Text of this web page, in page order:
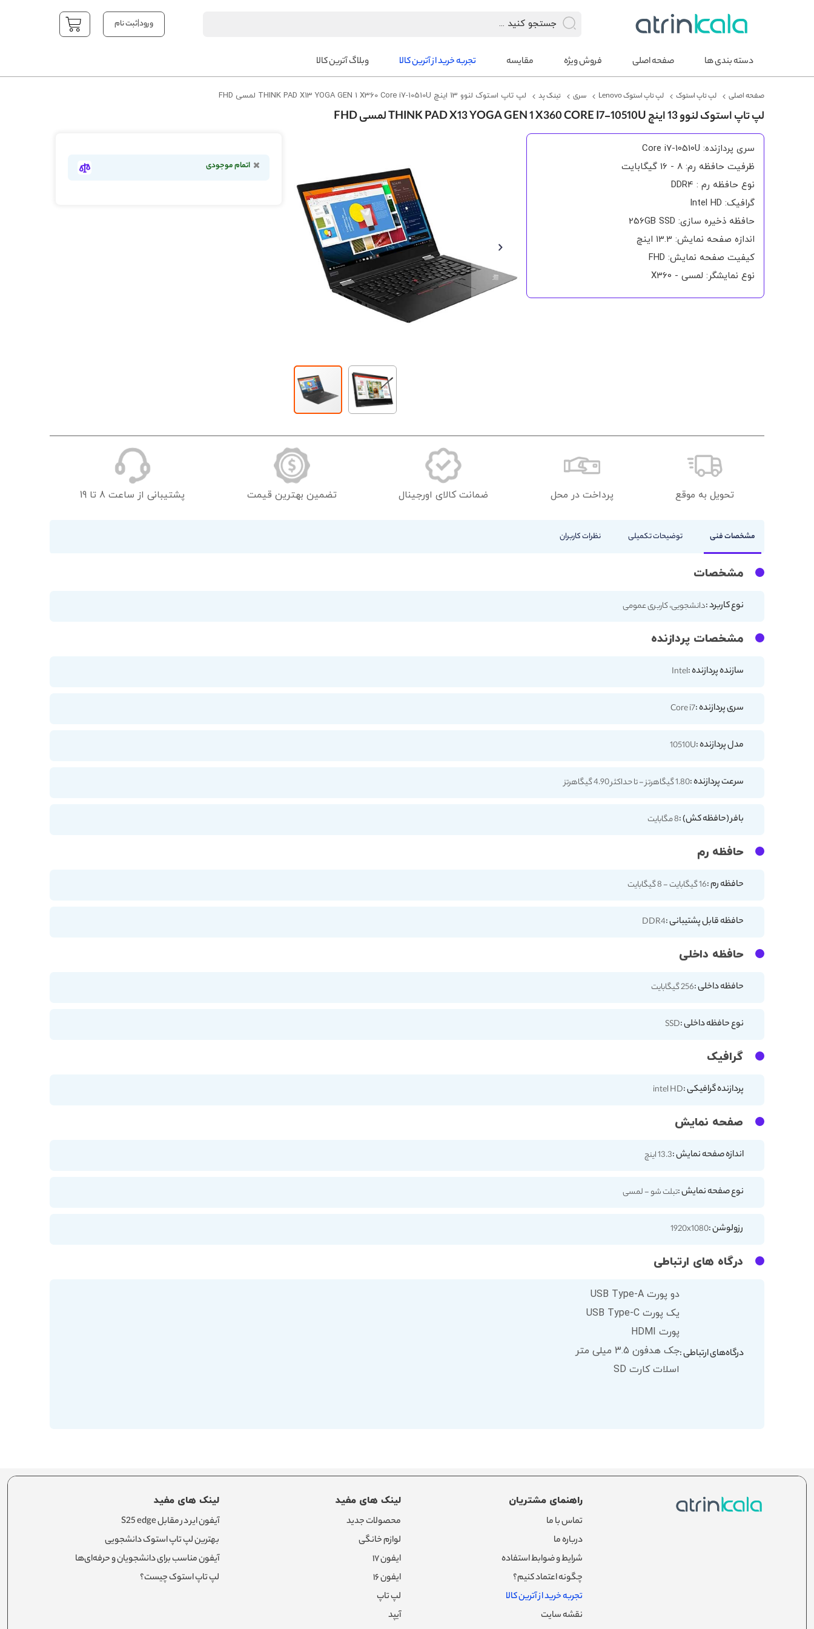
ورود|ثبت نام
YOUR CART
دسته بندی ها
صفحه اصلی فروش ویژه مقایسه تجربه خرید از آترین کالا وبلاگ آترین کالا
صفحه اصلی لپ تاپ استوک لپ تاپ استوک Lenovo سری تینک پد لپ تاپ استوک لنوو 13 اینچ THINK PAD X13 YOGA GEN 1 X360 Core i7-10510U لمسی FHD
لپ تاپ استوک لنوو 13 اینچ THINK PAD X13 YOGA GEN 1 X360 CORE I7-10510U لمسی FHD
سری پردازنده: Core i7-10510U
ظرفیت حافظه رم: 8 - 16 گیگابایت
نوع حافظه رم : DDR4
گرافیک: Intel HD
حافظه ذخیره سازی: 256GB SSD
اندازه صفحه نمایش: 13.3 اینچ
کیفیت صفحه نمایش: FHD
نوع نمایشگر: لمسی - X360
به
اتمام موجودی
تحویل به موقع پرداخت در محل ضمانت کالای اورجینال تضمین بهترین قیمت پشتیبانی از ساعت 8 تا 19
مشخصات فنی توضیحات تکمیلی نظرات کاربران
مشخصات
نوع کاربرد :دانشجویی، کاربری عمومی
مشخصات پردازنده
سازنده پردازنده :Intel
سری پردازنده :Core i7
مدل پردازنده :10510U
سرعت پردازنده :1.80 گیگاهرتز - تا حداکثر 4.90 گیگاهرتز
بافر (حافظه کش) :8 مگابایت
حافظه رم
حافظه رم :16 گیگابایت - 8 گیگابایت
حافظه قابل پشتیبانی :DDR4
حافظه داخلی
حافظه داخلی :256 گیگابایت
نوع حافظه داخلی :SSD
گرافیک
پردازنده گرافیکی :intel HD
صفحه نمایش
اندازه صفحه نمایش :13.3 اینچ
نوع صفحه نمایش :تبلت شو - لمسی
رزولوشن :1920x1080
درگاه های ارتباطی
درگاه‌های ارتباطی :
دو پورت USB Type-A
یک پورت USB Type-C
پورت HDMI
جک هدفون 3.5 میلی متر
اسلات کارت SD
راهنمای مشتریان
تماس با ما
درباره ما
شرایط و ضوابط استفاده
چگونه اعتماد کنیم؟
تجربه خرید از آترین کالا
نقشه سایت
لینک های مفید
محصولات جدید
لوازم خانگی
ایفون ۱۷
ایفون ۱۶
لپ تاپ
آیپد
لینک های مفید
آیفون ایر در مقابل S25 edge
بهترین لپ تاپ استوک دانشجویی
آیفون مناسب برای دانشجویان و حرفه‌ای‌ها
لپ تاپ استوک چیست؟